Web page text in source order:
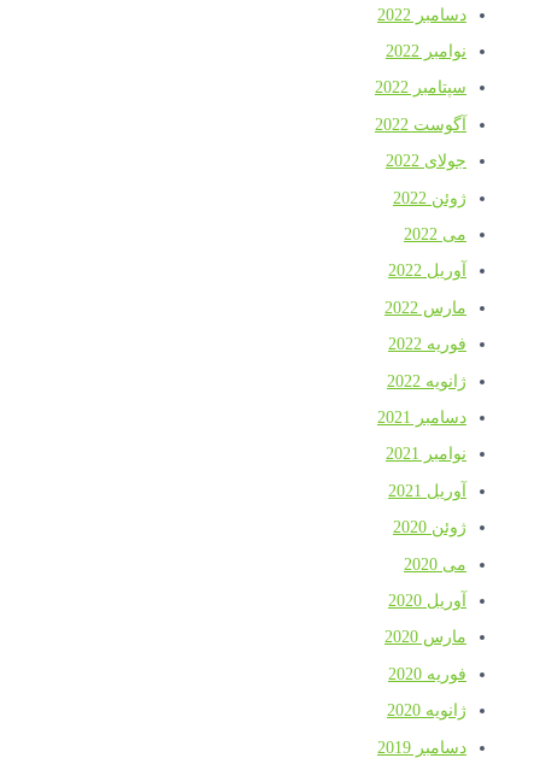
دسامبر 2022
نوامبر 2022
سپتامبر 2022
آگوست 2022
جولای 2022
ژوئن 2022
می 2022
آوریل 2022
مارس 2022
فوریه 2022
ژانویه 2022
دسامبر 2021
نوامبر 2021
آوریل 2021
ژوئن 2020
می 2020
آوریل 2020
مارس 2020
فوریه 2020
ژانویه 2020
دسامبر 2019